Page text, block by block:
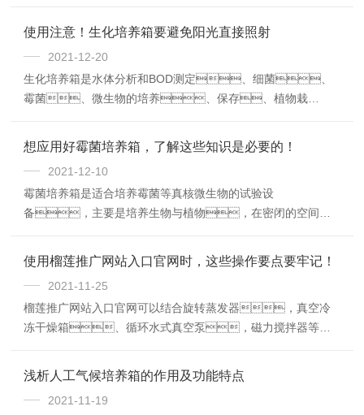
受电源电压波动影响。
使用注意！生化培养箱要避免阳光直接照射
2021-12-20
生化培养箱是水体分析和BOD测定、细菌、
霉菌、微生物的培养、保存、植物栽
护、卫生防疫、药检、农
畜、水产等科研、院校和生产部
门。
想应用好霉菌培养箱，了解这些知识是必要的！
2021-12-10
霉菌培养箱是适合培养霉菌等真核微生物的试验设
备，主要是培养生物与植物，在密闭的空间内
左右长出来，作为人工加快繁殖霉菌之用，考
核电工电子产品的抗霉能力和发霉程度。
使用榴莲推广网站入口官网时，这些操作要点要牢记！
2021-11-25
榴莲推广网站入口官网可以结合旋转蒸发器，真空冷
冻干燥箱、循环水式真空泵，磁力搅拌器等仪
适用于需要维持低温、常温条件下工作的化学、生
物、物理实验室。
浅析人工气候培养箱的作用及功能特点
2021-11-19